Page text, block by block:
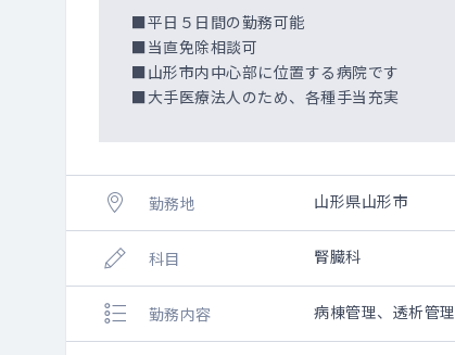
■平日５日間の勤務可能
■当直免除相談可
■山形市内中心部に位置する病院です
■大手医療法人のため、各種手当充実
勤務地 山形県山形市
科目 腎臓科
勤務内容 病棟管理、透析管理